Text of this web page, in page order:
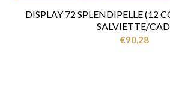
DISPLAY 72 SPLENDIPELLE (12
SALVIETTE/
€90,28